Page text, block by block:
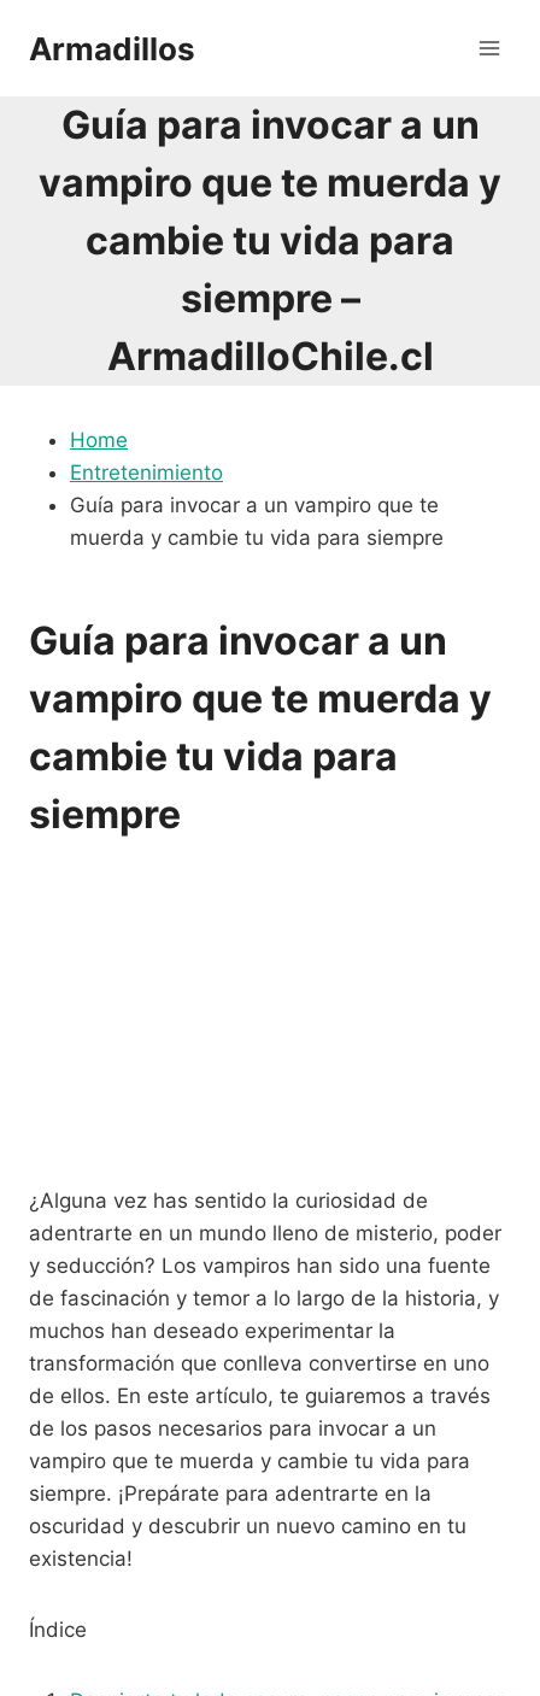
Armadillos
Guía para invocar a un
vampiro que te muerda y
cambie tu vida para
siempre –
ArmadilloChile.cl
Home
Entretenimiento
Guía para invocar a un vampiro que te
muerda y cambie tu vida para siempre
Guía para invocar a un
vampiro que te muerda y
cambie tu vida para
siempre
¿Alguna vez has sentido la curiosidad de
adentrarte en un mundo lleno de misterio, poder
y seducción? Los vampiros han sido una fuente
de fascinación y temor a lo largo de la historia, y
muchos han deseado experimentar la
transformación que conlleva convertirse en uno
de ellos. En este artículo, te guiaremos a través
de los pasos necesarios para invocar a un
vampiro que te muerda y cambie tu vida para
siempre. ¡Prepárate para adentrarte en la
oscuridad y descubrir un nuevo camino en tu
existencia!
Índice